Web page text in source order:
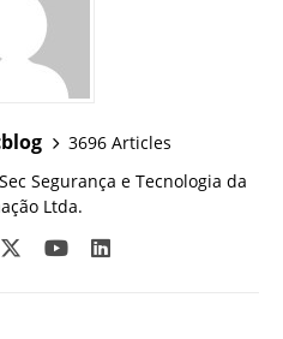
3696 Articles
Segurança e Tecnologia da
Ltda.